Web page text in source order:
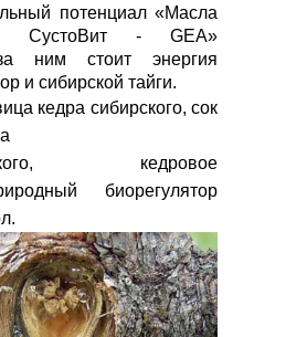
потенциал «Масла
СустоВит - GEA»
ним стоит энергия
и сибирской тайги.
кедра сибирского, сок
кедровое
биорегулятор